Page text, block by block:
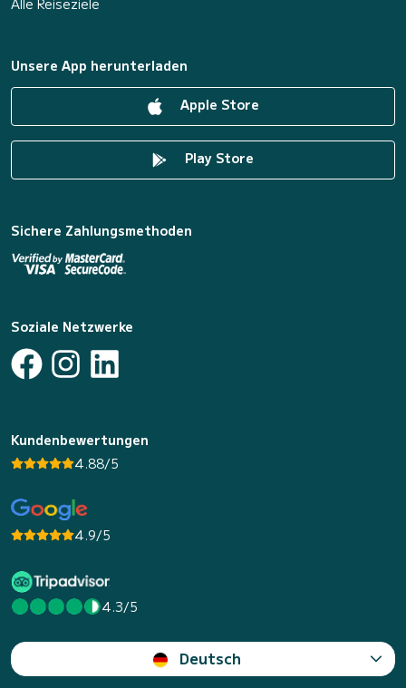
Unsere App herunterladen
Apple Store
Play Store
Sichere Zahlungsmethoden
Soziale Netzwerke
Kundenbewertungen
4.88/5
4.9/5
4.3/5
Deutsch